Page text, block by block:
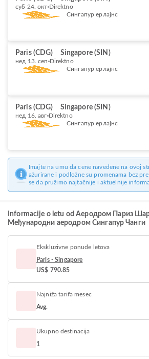
суб 24. окт Direktno
Сингапур ерлајнс
Paris (CDG) Singapore (SIN)
нед 13. сеп Direktno
Сингапур ерлајнс
Paris (CDG) Singapore (SIN)
нед 16. авг Direktno
Сингапур ерлајнс
Imajte na umu da cene navedene na ovoj
ažurirane i podložne su promenama bez
se da pružimo najtačnije i aktuelnije
Informacije o letu od Aеродром Париз
Међународни аеродром Сингапур Чанги
Ekskluzivne ponude letova
Paris - Singapore
US$ 790.85
Najniža tarifa mesec
Avg.
Ukupno destinacija
1